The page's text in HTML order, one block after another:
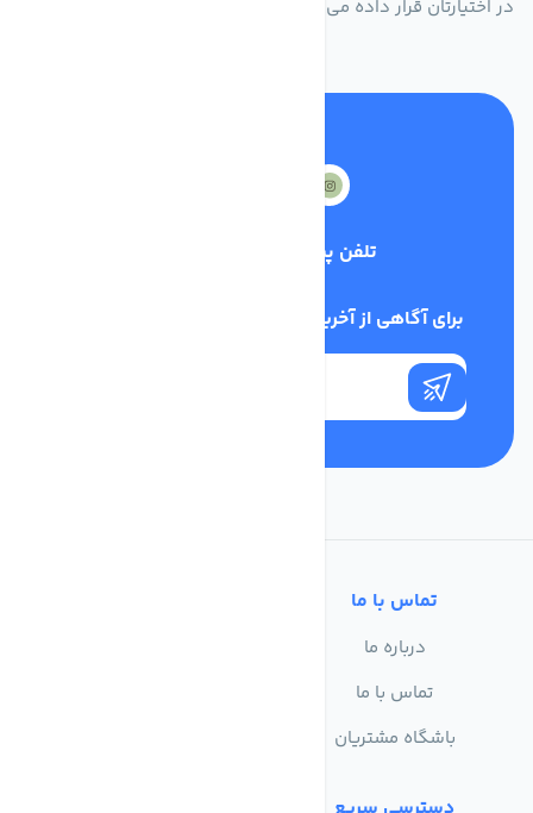
در اختیارتان قرار داده می شود.
تلفن پشتیبانی
برای آگاهی از آخرین اخبار در خبرنامه ما عضو شوید
تماس با ما
درباره ما
تماس با ما
باشگاه مشتریان